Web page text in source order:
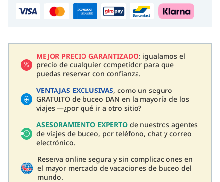
MEJOR PRECIO GARANTIZADO: igualamos el
precio de cualquier competidor para que
puedas reservar con confianza.
VENTAJAS EXCLUSIVAS, como un seguro
GRATUITO de buceo DAN en la mayoría de los
viajes —¿por qué ir a otro sitio?
ASESORAMIENTO EXPERTO de nuestros agentes
de viajes de buceo, por teléfono, chat y correo
electrónico.
Reserva online segura y sin complicaciones en
el mayor mercado de vacaciones de buceo del
mundo.